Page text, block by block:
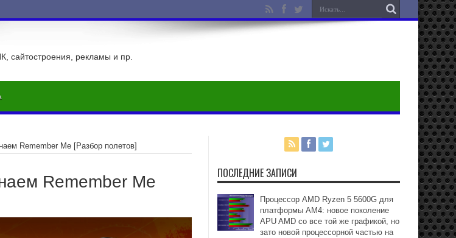
сайтостроения, рекламы и пр.
Remember Me [Разбор полетов]
Remember Me
ПОСЛЕДНИЕ ЗАПИСИ
Процессор AMD Ryzen 5 5600G для
платформы АМ4: новое поколение
APU AMD со все той же графикой, но
зато новой процессорной частью на